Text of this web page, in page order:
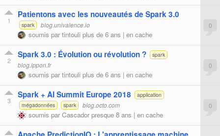
1
Patientons avec les nouveautés de Spark 3.0
spark blog.univalence.io
soumis partintouli plus de 6 ans | en cache
0
2
Spark 3.0 : Évolution ou révolution ? spark
blog.ippon.fr
soumis partintouli plus de 6 ans | en cache
0
3
Spark + AI Summit Europe 2018
application
mégadonnées
spark blog.octo.com
soumis parCascadorpresque 8 ans | en cache
0